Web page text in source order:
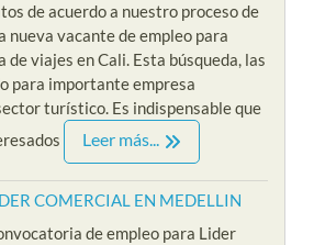
de acuerdo a nuestro proceso de
nueva vacante de empleo para
de viajes en Cali. Esta búsqueda, las
para importante empresa
turístico. Es indispensable que
Leer más...
COMERCIAL EN MEDELLIN
de empleo para Lider